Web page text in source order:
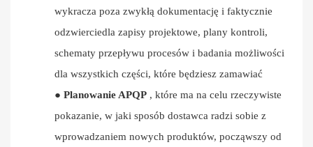
wykracza poza zwykłą dokumentację i faktycznie
odzwierciedla zapisy projektowe, plany kontroli,
schematy przepływu procesów i badania możliwości
dla wszystkich części, które będziesz zamawiać
● Planowanie APQP , które ma na celu rzeczywiste
pokazanie, w jaki sposób dostawca radzi sobie z
wprowadzaniem nowych produktów, począwszy od